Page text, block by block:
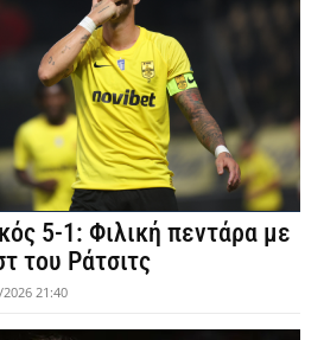
5-1: Φιλική πεντάρα με
του Ράτσιτς
21:40